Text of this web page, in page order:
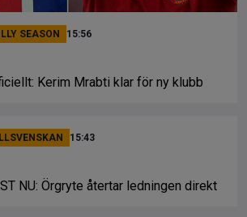
SEASON 15:56
Kerim Mrabti klar för ny klubb
15:43
NU: Örgryte återtar ledningen direkt